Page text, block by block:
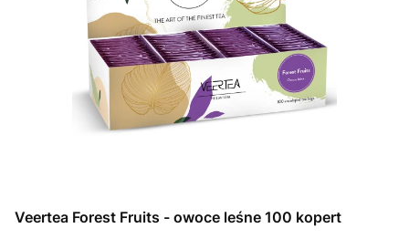
Veertea Forest Fruits - owoce leśne 100 kopert